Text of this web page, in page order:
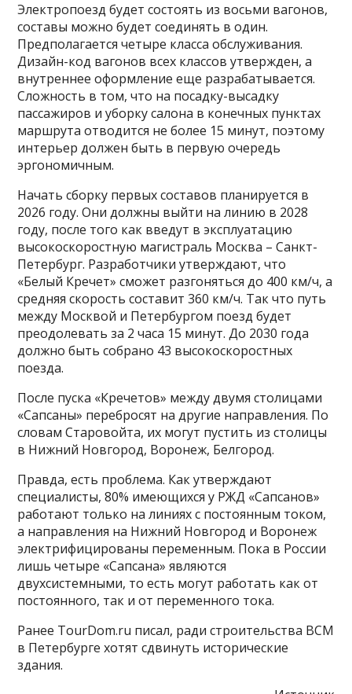
Электропоезд будет состоять из восьми вагонов,
составы можно будет соединять в один.
Предполагается четыре класса обслуживания.
Дизайн-код вагонов всех классов утвержден, а
внутреннее оформление еще разрабатывается.
Сложность в том, что на посадку-высадку
пассажиров и уборку салона в конечных пунктах
маршрута отводится не более 15 минут, поэтому
интерьер должен быть в первую очередь
эргономичным.
Начать сборку первых составов планируется в
2026 году. Они должны выйти на линию в 2028
году, после того как введут в эксплуатацию
высокоскоростную магистраль Москва – Санкт-
Петербург. Разработчики утверждают, что
«Белый Кречет» сможет разгоняться до 400 км/ч, а
средняя скорость составит 360 км/ч. Так что путь
между Москвой и Петербургом поезд будет
преодолевать за 2 часа 15 минут. До 2030 года
должно быть собрано 43 высокоскоростных
поезда.
После пуска «Кречетов» между двумя столицами
«Сапсаны» перебросят на другие направления. По
словам Старовойта, их могут пустить из столицы
в Нижний Новгород, Воронеж, Белгород.
Правда, есть проблема. Как утверждают
специалисты, 80% имеющихся у РЖД «Сапсанов»
работают только на линиях с постоянным током,
а направления на Нижний Новгород и Воронеж
электрифицированы переменным. Пока в России
лишь четыре «Сапсана» являются
двухсистемными, то есть могут работать как от
постоянного, так и от переменного тока.
Ранее TourDom.ru писал, ради строительства ВСМ
в Петербурге хотят сдвинуть исторические
здания.